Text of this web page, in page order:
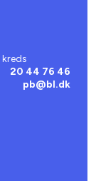
kreds
20 44 76 46
pb@bl.dk